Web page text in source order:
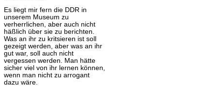
Es liegt mir fern die DDR in
unserem Museum zu
verherrlichen, aber auch nicht
häßlich über sie zu berichten.
Was an ihr zu kritsieren ist soll
gezeigt werden, aber was an ihr
gut war, soll auch nicht
vergessen werden. Man hätte
sicher viel von ihr lernen können,
wenn man nicht zu arrogant
dazu wäre.